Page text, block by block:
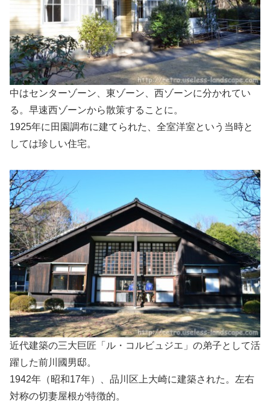
中はセンターゾーン、東ゾーン、西ゾーンに分かれてい
る。早速西ゾーンから散策することに。
1925年に田園調布に建てられた、全室洋室という当時と
しては珍しい住宅。
近代建築の三大巨匠「ル・コルビュジエ」の弟子として活
躍した前川國男邸。
1942年（昭和17年）、品川区上大崎に建築された。左右
対称の切妻屋根が特徴的。